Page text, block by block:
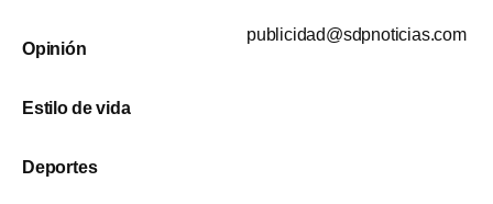
Opinión
Estilo de vida
Deportes
publicidad@sdpnoticias.com